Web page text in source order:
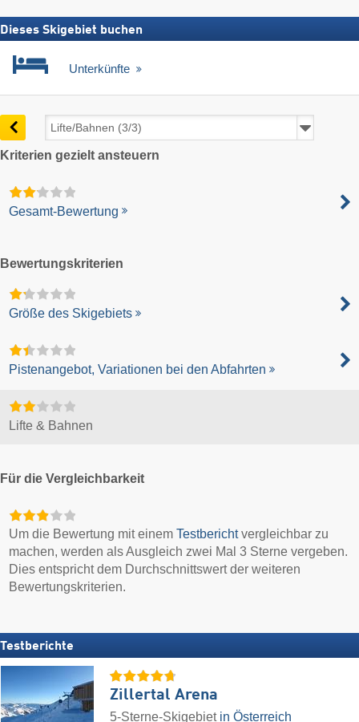
Dieses Skigebiet buchen
Unterkünfte
Kriterien gezielt ansteuern
Gesamt-Bewertung
Bewertungskriterien
Größe des Skigebiets
Pistenangebot, Variationen bei den Abfahrten
Lifte & Bahnen
Für die Vergleichbarkeit
Um die Bewertung mit einemTestberichtvergleichbar zu
machen, werden als Ausgleich zwei Mal 3 Sterne vergeben.
Dies entspricht dem Durchschnittswert der weiteren
Bewertungskriterien.
Testberichte
Zillertal Arena
5-Sterne-Skigebiet in Österreich